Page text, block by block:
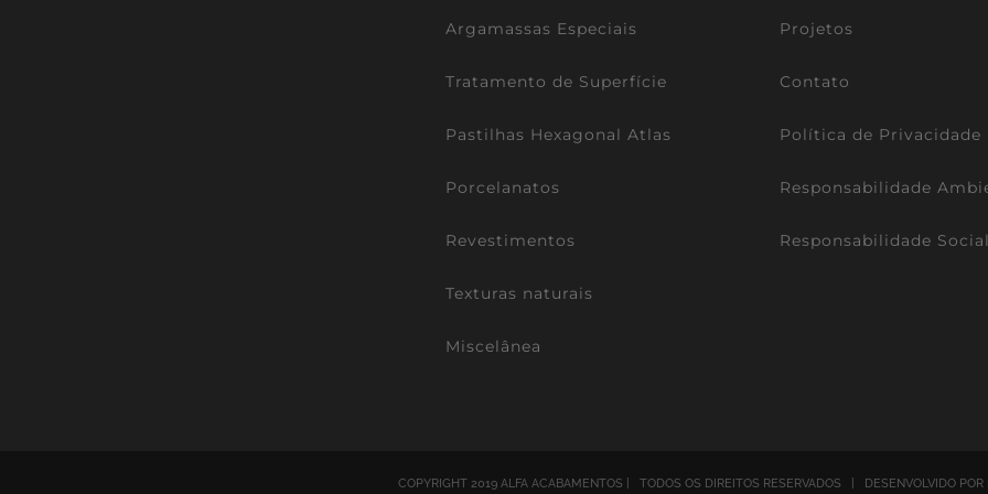
Argamassas Especiais
Tratamento de Superfície
Pastilhas Hexagonal Atlas
Porcelanatos
Revestimentos
Texturas naturais
Miscelânea
Projetos
Contato
Política de Privacidade
Responsabilidade
Responsabilidade Social
COPYRIGHT 2019 ALFA ACABAMENTOS | TODOS OS DIREITOS RESERVADOS | DESENVOLVIDO POR